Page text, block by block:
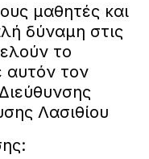
μαθητές και
δύναμη στις
το
αυτόν τον
Λασιθίου